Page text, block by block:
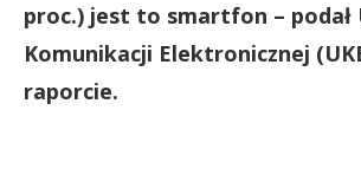
proc.) jest to smartfon – podał
Komunikacji Elektronicznej
raporcie.